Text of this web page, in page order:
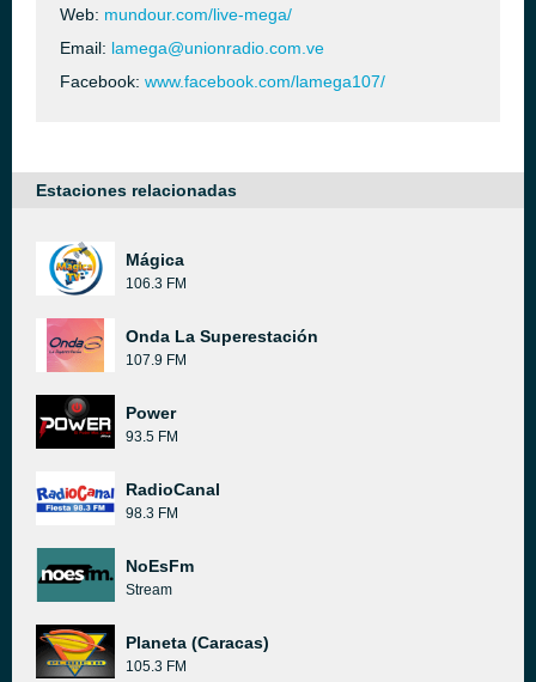
Web: mundour.com/live-mega/
Email: lamega@unionradio.com.ve
Facebook: www.facebook.com/lamega107/
Estaciones relacionadas
Mágica
106.3 FM
Onda La Superestación
107.9 FM
Power
93.5 FM
RadioCanal
98.3 FM
NoEsFm
Stream
Planeta (Caracas)
105.3 FM